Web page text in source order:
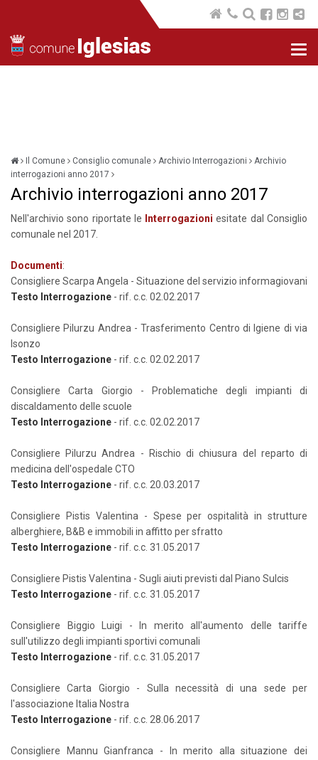
Il Comune Consiglio comunale Archivio Interrogazioni
Archivio
interrogazioni anno 2017
Archivio interrogazioni anno 2017
Nell'archivio sono riportate le Interrogazioni esitate dal Consiglio
comunale nel 2017.
Documenti:
Consigliere Scarpa Angela - Situazione del servizio informagiovani
Testo Interrogazione - rif. c.c. 02.02.2017
Consigliere Pilurzu Andrea - Trasferimento Centro di Igiene di via
Isonzo
Testo Interrogazione - rif. c.c. 02.02.2017
Consigliere Carta Giorgio - Problematiche degli impianti di
discaldamento delle scuole
Testo Interrogazione - rif. c.c. 02.02.2017
Consigliere Pilurzu Andrea - Rischio di chiusura del reparto di
medicina dell'ospedale CTO
Testo Interrogazione - rif. c.c. 20.03.2017
Consigliere Pistis Valentina - Spese per ospitalità in strutture
alberghiere, B&B e immobili in affitto per sfratto
Testo Interrogazione - rif. c.c. 31.05.2017
Consigliere Pistis Valentina - Sugli aiuti previsti dal Piano Sulcis
Testo Interrogazione - rif. c.c. 31.05.2017
Consigliere Biggio Luigi - In merito all'aumento delle tariffe
sull'utilizzo degli impianti sportivi comunali
Testo Interrogazione - rif. c.c. 31.05.2017
Consigliere Carta Giorgio - Sulla necessità di una sede per
l'associazione Italia Nostra
Testo Interrogazione - rif. c.c. 28.06.2017
Consigliere Mannu Gianfranca - In merito alla situazione dei